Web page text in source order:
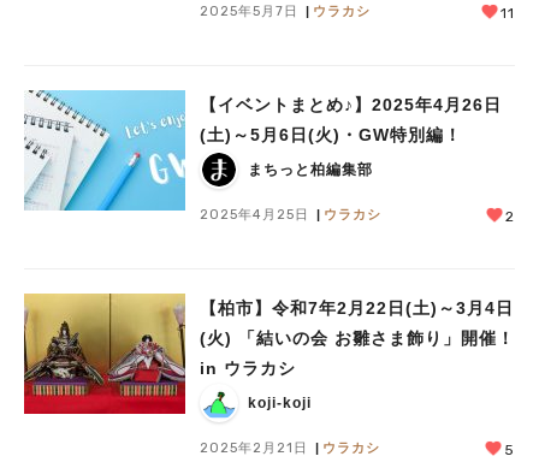
2025年5月7日 ウラカシ 11
【イベントまとめ♪】2025年4月26日
(土)～5月6日(火)・GW特別編！
まちっと柏編集部
2025年4月25日 ウラカシ 2
【柏市】令和7年2月22日(土)～3月4日
(火) 「結いの会 お雛さま飾り」開催！
in ウラカシ
koji-koji
2025年2月21日 ウラカシ 5